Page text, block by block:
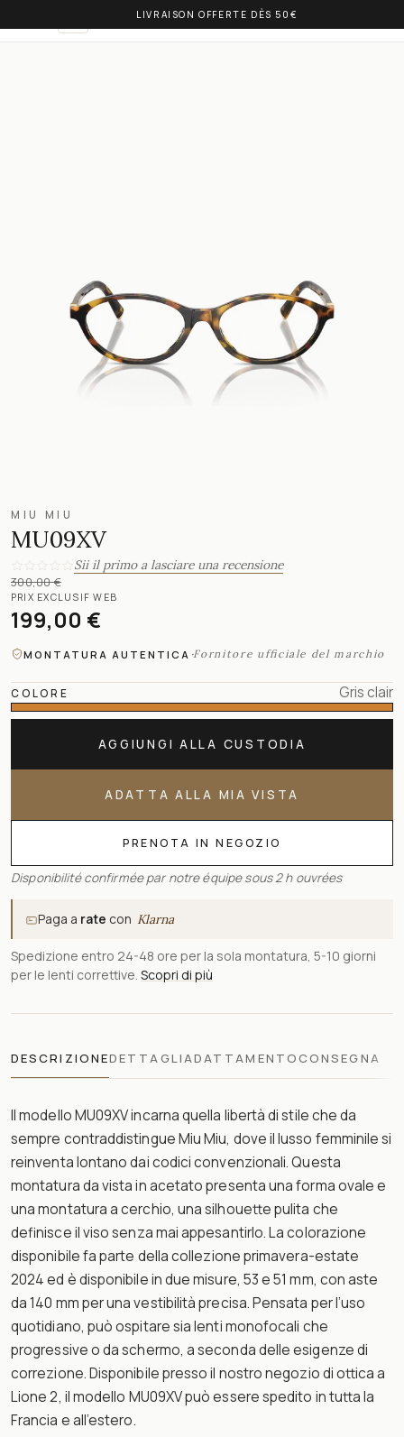
LIVRAISON OFFERTE DÈS 50€
OLIVIA BALM
MIU MIU
MU09XV
Sii il primo a lasciare una recensione
300,00 €
PRIX EXCLUSIF WEB
199,00 €
MONTATURA AUTENTICA ·Fornitore ufficiale del marchio
COLORE Gris clair
AGGIUNGI ALLA CUSTODIA
ADATTA ALLA MIA VISTA
PRENOTA IN NEGOZIO
Disponibilité confirmée par notre équipe sous 2 h ouvrées
Paga a rate con Klarna
Spedizione entro 24-48 ore per la sola montatura, 5-10 giorni
per le lenti correttive. Scopri di più
DESCRIZIONEDETTAGLIADATTAMENTOCONSEGNA
Il modello MU09XV incarna quella libertà di stile che da
sempre contraddistingue Miu Miu, dove il lusso femminile si
reinventa lontano dai codici convenzionali. Questa
montatura da vista in acetato presenta una forma ovale e
una montatura a cerchio, una silhouette pulita che
definisce il viso senza mai appesantirlo. La colorazione
disponibile fa parte della collezione primavera-estate
2024 ed è disponibile in due misure, 53 e 51 mm, con aste
da 140 mm per una vestibilità precisa. Pensata per l’uso
quotidiano, può ospitare sia lenti monofocali che
progressive o da schermo, a seconda delle esigenze di
correzione. Disponibile presso il nostro negozio di ottica a
Lione 2, il modello MU09XV può essere spedito in tutta la
Francia e all’estero.